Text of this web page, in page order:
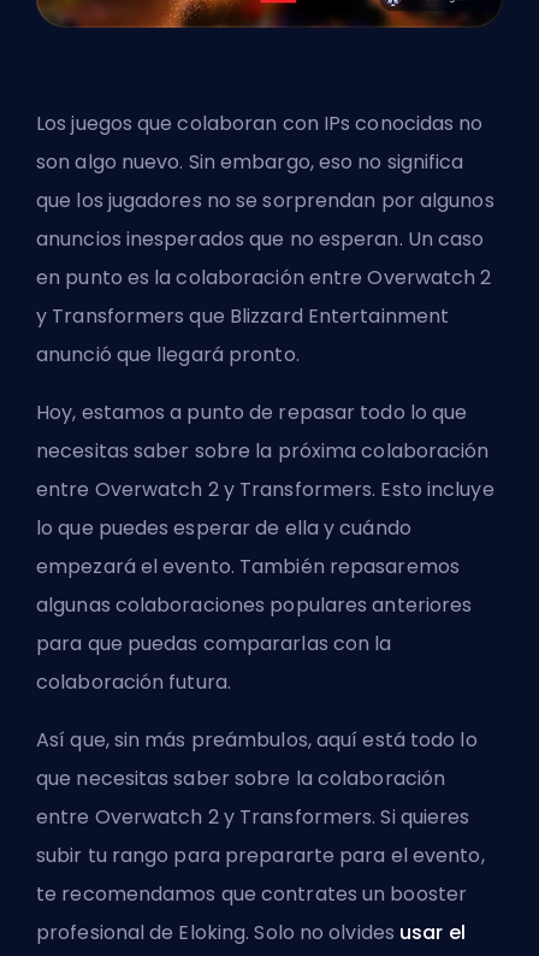
Los juegos que colaboran con IPs conocidas no
son algo nuevo. Sin embargo, eso no significa
que los jugadores no se sorprendan por algunos
anuncios inesperados que no esperan. Un caso
en punto es la colaboración entre Overwatch 2
y Transformers que Blizzard Entertainment
anunció que llegará pronto.
Hoy, estamos a punto de repasar todo lo que
necesitas saber sobre la próxima colaboración
entre Overwatch 2 y Transformers. Esto incluye
lo que puedes esperar de ella y cuándo
empezará el evento. También repasaremos
algunas colaboraciones populares anteriores
para que puedas compararlas con la
colaboración futura.
Así que, sin más preámbulos, aquí está todo lo
que necesitas saber sobre la colaboración
entre Overwatch 2 y Transformers. Si quieres
subir tu rango para prepararte para el evento,
te recomendamos quecontrates un booster
profesional de Eloking. Solo no olvides usar el